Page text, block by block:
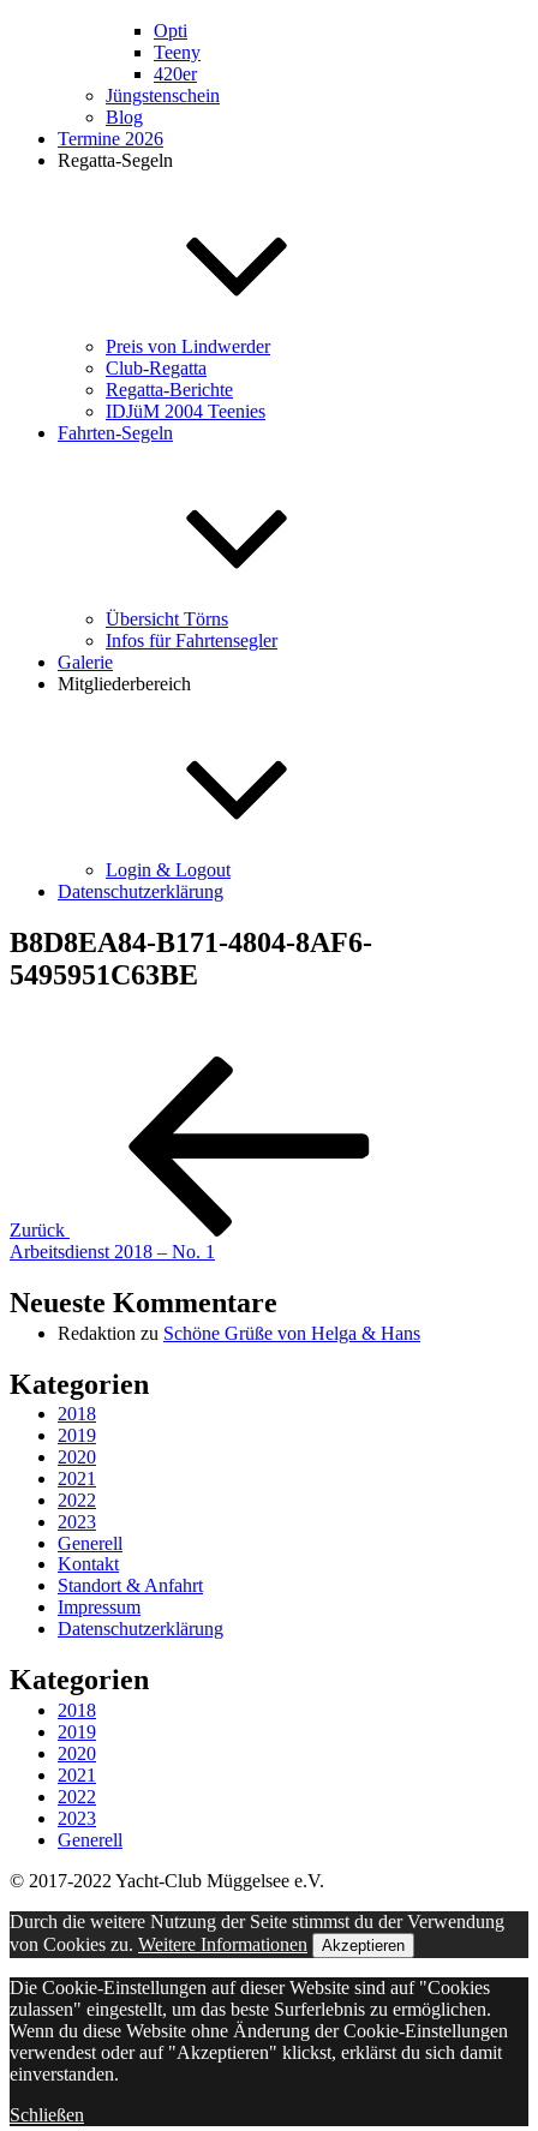
Opti
Teeny
420er
Jüngstenschein
Blog
Termine 2026
Regatta-Segeln
Preis von Lindwerder
Club-Regatta
Regatta-Berichte
IDJüM 2004 Teenies
Fahrten-Segeln
Übersicht Törns
Infos für Fahrtensegler
Galerie
Mitgliederbereich
Login & Logout
Datenschutzerklärung
B8D8EA84-B171-4804-8AF6-
5495951C63BE
Beitragsnavigation
Zurück
Arbeitsdienst 2018 – No. 1
Neueste Kommentare
Redaktion zu Schöne Grüße von Helga & Hans
Kategorien
2018
2019
2020
2021
2022
2023
Generell
Kontakt
Standort & Anfahrt
Impressum
Datenschutzerklärung
Kategorien
2018
2019
2020
2021
2022
2023
Generell
© 2017-2022 Yacht-Club Müggelsee e.V.
Durch die weitere Nutzung der Seite stimmst du der Verwendung
von Cookies zu. Weitere Informationen Akzeptieren
Die Cookie-Einstellungen auf dieser Website sind auf "Cookies
zulassen" eingestellt, um das beste Surferlebnis zu ermöglichen.
Wenn du diese Website ohne Änderung der Cookie-Einstellungen
verwendest oder auf "Akzeptieren" klickst, erklärst du sich damit
einverstanden.
Schließen